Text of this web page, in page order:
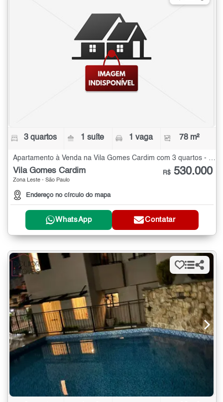
3 quartos 1 suíte 1 vaga 78 m²
Apartamento à Venda na Vila Gomes Cardim com 3 quartos - 78 m²
Vila Gomes Cardim
Zona Leste - São Paulo
Endereço no círculo do mapa
R$ 530.000
WhatsApp Contatar